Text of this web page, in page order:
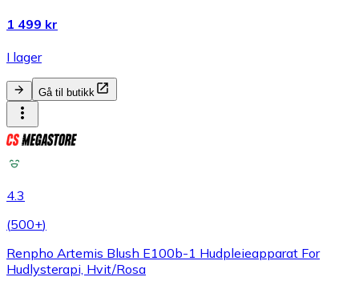
1 499 kr
I lager
Gå til butikk
4.3
(500+)
Renpho Artemis Blush E100b-1 Hudpleieapparat For
Hudlysterapi, Hvit/Rosa